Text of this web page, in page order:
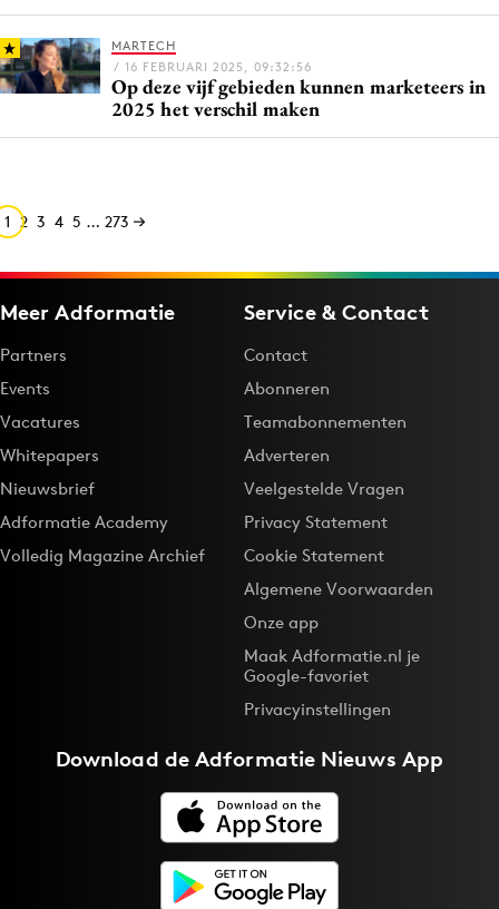
MARTECH
/ 16 FEBRUARI 2025, 09:32:56
Op deze vijf gebieden kunnen marketeers in
2025 het verschil maken
1 2 3 4 5 … 273
Meer Adformatie
Partners
Events
Vacatures
Whitepapers
Nieuwsbrief
Adformatie Academy
Volledig Magazine Archief
Service & Contact
Contact
Abonneren
Teamabonnementen
Adverteren
Veelgestelde Vragen
Privacy Statement
Cookie Statement
Algemene Voorwaarden
Onze app
Maak Adformatie.nl je
Google-favoriet
Privacyinstellingen
Download deAdformatie Nieuws App